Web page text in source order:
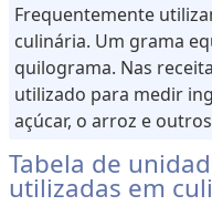
Frequentemente
culinária. Um grama
quilograma. Nas
utilizado para medir
açúcar, o arroz e
Tabela de
utilizadas em